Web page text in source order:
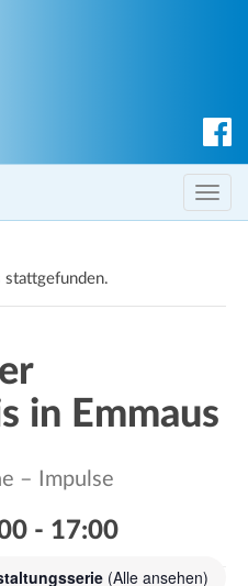
c
h T
o
l
v
o
stattgefunden.
in Emmaus
– Impulse
- 17:00
(Alle ansehen)